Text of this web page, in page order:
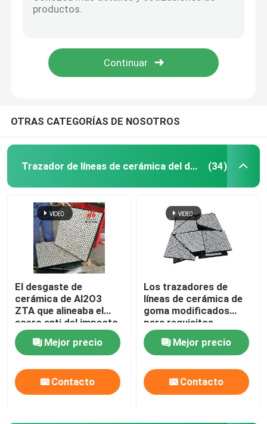
Revestimiento de la polea del transportador
tablero dual de la falda del sello
cama del impacto del transportador
hoja del poliuretano
Producto del poliuretano
Tejas de cerámica del desgaste
Limpiador de la banda transportadora
OTRAS CATEGORÍAS DE NOSOTROS
Trazador de líneas de cerámica del desgaste (34)
El desgaste de
cerámica de Al2O3
ZTA que alineaba el
acero anti del impacto
apoyó de goma
Mejor precio
Contacto
Los trazadores de
líneas de cerámica de
goma modificados
para requisitos
particulares del
desgaste canalizan las
tejas de cerámica del
desgaste
Mejor precio
Contacto